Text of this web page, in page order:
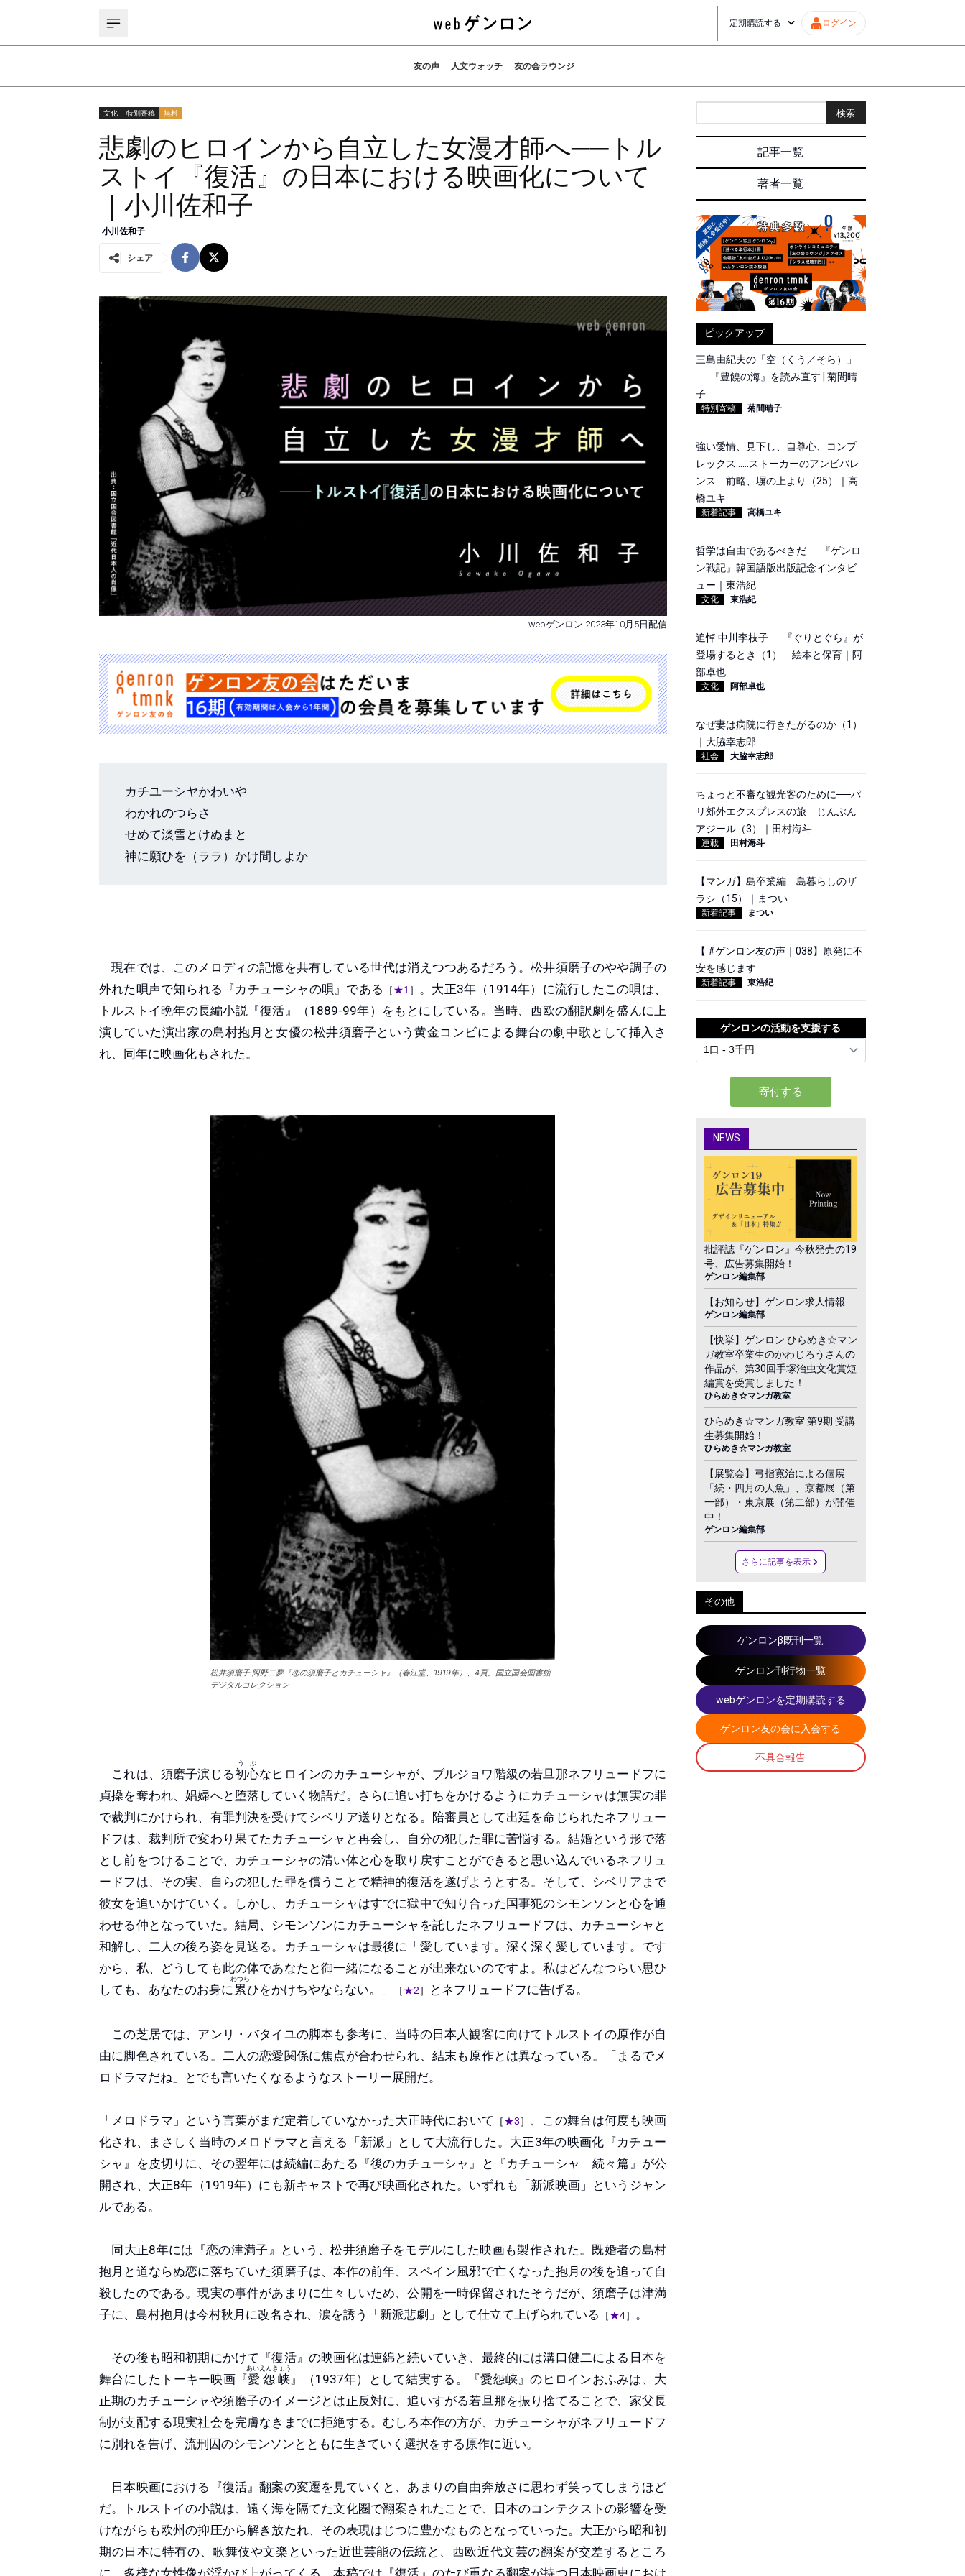
定期購読する ログイン
友の声 人文ウォッチ 友の会ラウンジ
文化 特別寄稿 無料
悲劇のヒロインから自立した女漫才師へ──トル
ストイ『復活』の日本における映画化について
｜小川佐和子
小川佐和子
シェア
webゲンロン 2023年10月5日配信
カチユーシヤかわいや
わかれのつらさ
せめて淡雪とけぬまと
神に願ひを（ララ）かけ間しよか
現在では、このメロディの記憶を共有している世代は消えつつあるだろう。松井須磨子のやや調子の
外れた唄声で知られる『カチューシャの唄』である
［ ★1］ 。大正3年（1914年）に流行したこの唄は、
トルストイ晩年の長編小説『復活』（1889-99年）をもとにしている。当時、西欧の翻訳劇を盛んに上
演していた演出家の島村抱月と女優の松井須磨子という黄金コンビによる舞台の劇中歌として挿入さ
れ、同年に映画化もされた。
松井須磨子 阿野二夢『恋の須磨子とカチューシャ』（春江堂、1919年）、4頁。国立国会図書館
デジタルコレクション
これは、須磨子演じる初心
うぶ
なヒロインのカチューシャが、ブルジョワ階級の若旦那ネフリュードフに
貞操を奪われ、娼婦へと堕落していく物語だ。さらに追い打ちをかけるようにカチューシャは無実の罪
で裁判にかけられ、有罪判決を受けてシベリア送りとなる。陪審員として出廷を命じられたネフリュー
ドフは、裁判所で変わり果てたカチューシャと再会し、自分の犯した罪に苦悩する。結婚という形で落
とし前をつけることで、カチューシャの清い体と心を取り戻すことができると思い込んでいるネフリュ
ードフは、その実、自らの犯した罪を償うことで精神的復活を遂げようとする。そして、シベリアまで
彼女を追いかけていく。しかし、カチューシャはすでに獄中で知り合った国事犯のシモンソンと心を通
わせる仲となっていた。結局、シモンソンにカチューシャを託したネフリュードフは、カチューシャと
和解し、二人の後ろ姿を見送る。カチューシャは最後に「愛しています。深く深く愛しています。です
から、私、どうしても此の体であなたと御一緒になることが出来ないのですよ。私はどんなつらい思ひ
しても、あなたのお身に 累
わづら
ひをかけちやならない。」 ［ ★2 ］ とネフリュードフに告げる。
この芝居では、アンリ・バタイユの脚本も参考に、当時の日本人観客に向けてトルストイの原作が自
由に脚色されている。二人の恋愛関係に焦点が合わせられ、結末も原作とは異なっている。「まるでメ
ロドラマだね」とでも言いたくなるようなストーリー展開だ。
「メロドラマ」という言葉がまだ定着していなかった大正時代において ［ ★3 ］
、この舞台は何度も映画
化され、まさしく当時のメロドラマと言える「新派」として大流行した。大正3年の映画化『カチュー
シャ』を皮切りに、その翌年には続編にあたる『後のカチューシャ』と『カチューシャ 続々篇』が公
開され、大正8年（1919年）にも新キャストで再び映画化された。いずれも「新派映画」というジャン
ルである。
同大正8年には『恋の津満子』という、松井須磨子をモデルにした映画も製作された。既婚者の島村
抱月と道ならぬ恋に落ちていた須磨子は、本作の前年、スペイン風邪で亡くなった抱月の後を追って自
殺したのである。現実の事件があまりに生々しいため、公開を一時保留されたそうだが、須磨子は津満
子に、島村抱月は今村秋月に改名され、涙を誘う「新派悲劇」として仕立て上げられている
［ ★4］ 。
その後も昭和初期にかけて『復活』の映画化は連綿と続いていき、最終的には溝口健二による日本を
舞台にしたトーキー映画『愛怨峡
あいえんきょう
』（1937年）として結実する。『愛怨峡』のヒロインおふみは、大
正期のカチューシャや須磨子のイメージとは正反対に、追いすがる若旦那を振り捨てることで、家父長
制が支配する現実社会を完膚なきまでに拒絶する。むしろ本作の方が、カチューシャがネフリュードフ
に別れを告げ、流刑囚のシモンソンとともに生きていく選択をする原作に近い。
日本映画における『復活』翻案の変遷を見ていくと、あまりの自由奔放さに思わず笑ってしまうほど
だ。トルストイの小説は、遠く海を隔てた文化圏で翻案されたことで、日本のコンテクストの影響を受
けながらも欧州の抑圧から解き放たれ、その表現はじつに豊かなものとなっていった。大正から昭和初
期の日本に特有の、歌舞伎や文楽といった近世芸能の伝統と、西欧近代文芸の翻案が交差するところ
に、多様な女性像が浮かび上がってくる。本稿では『復活』のたび重なる翻案が持つ日本映画史におけ
検索
記事一覧
著者一覧
ピックアップ
三島由紀夫の「空（くう／そら）」
──『豊饒の海』を読み直す | 菊間晴
子
特別寄稿 菊間晴子
強い愛情、見下し、自尊心、コンプ
レックス……ストーカーのアンビバレ
ンス 前略、塀の上より（25）｜高
橋ユキ
新着記事 高橋ユキ
哲学は自由であるべきだ──『ゲンロ
ン戦記』韓国語版出版記念インタビ
ュー｜東浩紀
文化 東浩紀
追悼 中川李枝子──『ぐりとぐら』が
登場するとき（1） 絵本と保育｜阿
部卓也
文化 阿部卓也
なぜ妻は病院に行きたがるのか（1）
｜大脇幸志郎
社会 大脇幸志郎
ちょっと不審な観光客のために──パ
リ郊外エクスプレスの旅 じんぶん
アジール（3）｜田村海斗
連載 田村海斗
【マンガ】島卒業編 島暮らしのザ
ラシ（15）｜まつい
新着記事 まつい
【 #ゲンロン友の声｜038】原発に不
安を感じます
新着記事 東浩紀
ゲンロンの活動を支援する
NEWS
批評誌『ゲンロン』今秋発売の19
号、広告募集開始！
ゲンロン編集部
【お知らせ】ゲンロン求人情報
ゲンロン編集部
【快挙】ゲンロン ひらめき☆マン
ガ教室卒業生のかわじろうさんの
作品が、第30回手塚治虫文化賞短
編賞を受賞しました！
ひらめき☆マンガ教室
ひらめき☆マンガ教室 第9期 受講
生募集開始！
ひらめき☆マンガ教室
【展覧会】弓指寛治による個展
「続・四月の人魚」、京都展（第
一部）・東京展（第二部）が開催
中！
ゲンロン編集部
さらに記事を表示
その他
ゲンロンβ既刊一覧
ゲンロン刊行物一覧
webゲンロンを定期購読する
ゲンロン友の会に入会する
不具合報告